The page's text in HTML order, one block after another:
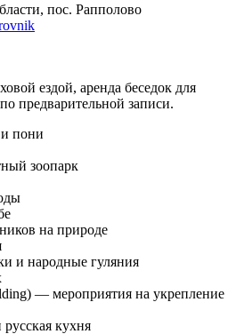
пос. Рапполово
ездой, аренда беседок для
предварительной записи.
пони
зоопарк
на природе
и народные гуляния
— мероприятия на укрепление
кухня